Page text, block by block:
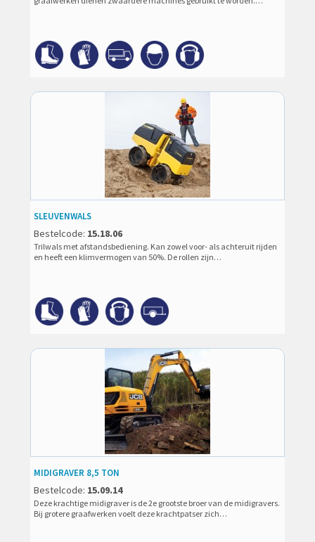
SLEUVENWALS
Bestelcode: 15.18.06
Trilwals met afstandsbediening. Kan zowel voor- als achteruit rijden
en heeft een klimvermogen van 50%. De rollen zijn…
MIDIGRAVER 8,5 TON
Bestelcode: 15.09.14
Deze krachtige midigraver is de 2e grootste broer van de midigravers.
Bij grotere graafwerken voelt deze krachtpatser zich…